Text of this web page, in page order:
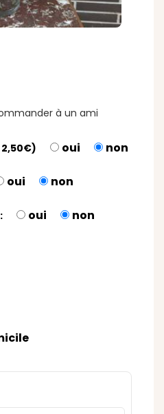
à un ami
oui non
oui non
oui non